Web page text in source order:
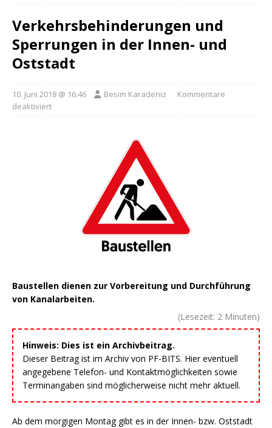
Verkehrsbehinderungen und
Sperrungen in der Innen- und
Oststadt
10. Juni 2018 @ 16:46 Besim Karadeniz
Kommentare
deaktiviert
Baustellen dienen zur Vorbereitung und Durchführung
von Kanalarbeiten.
(Lesezeit: 2 Minuten)
Hinweis: Dies ist ein Archivbeitrag.
Dieser Beitrag ist im Archiv von PF-BITS. Hier eventuell
angegebene Telefon- und Kontaktmöglichkeiten sowie
Terminangaben sind möglicherweise nicht mehr aktuell.
Ab dem morgigen Montag gibt es in der Innen- bzw. Oststadt